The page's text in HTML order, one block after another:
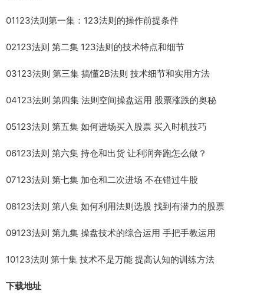
01123法则第一集：123法则的操作前提条件
02123法则 第二集 123法则的技术特点和细节
03123法则 第三集 搞懂2B法则 技术细节和实用方法
04123法则 第四集 法则空间操盘运用 股票涨跌的奥秘
05123法则 第五集 如何进场买入股票 买入时机技巧
06123法则 第六集 持仓和出货 让利润奔跑怎么做？
07123法则 第七集 加仓和二次进场 不在错过牛股
08123法则 第八集 如何利用法则选股 找到有潜力的股票
09123法则 第九集 操盘技术的综合运用 手把手教运用
10123法则 第十集 技术不是万能 提高认知的训练方法
下载地址